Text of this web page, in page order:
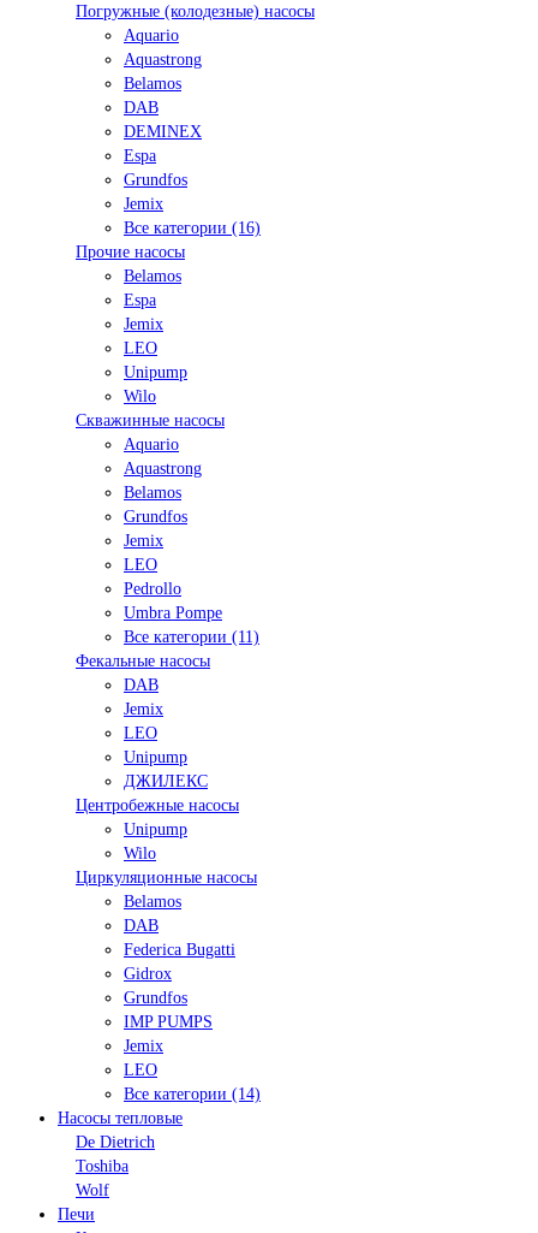
Погружные (колодезные) насосы
Aquario
Aquastrong
Belamos
DAB
DEMINEX
Espa
Grundfos
Jemix
Все категории (16)
Прочие насосы
Belamos
Espa
Jemix
LEO
Unipump
Wilo
Скважинные насосы
Aquario
Aquastrong
Belamos
Grundfos
Jemix
LEO
Pedrollo
Umbra Pompe
Все категории (11)
Фекальные насосы
DAB
Jemix
LEO
Unipump
ДЖИЛЕКС
Центробежные насосы
Unipump
Wilo
Циркуляционные насосы
Belamos
DAB
Federica Bugatti
Gidrox
Grundfos
IMP PUMPS
Jemix
LEO
Все категории (14)
Насосы тепловые
De Dietrich
Toshiba
Wolf
Печи